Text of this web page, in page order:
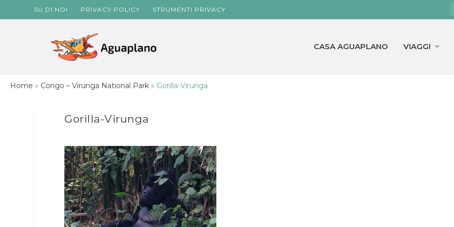
SU DI NOI PRIVACY POLICY STRUMENTI PRIVACY
CASA AGUAPLANO VIAGGI
Home » Congo – Virunga National Park » Gorilla-Virunga
Gorilla-Virunga